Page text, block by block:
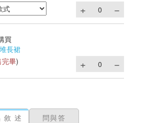
買
長裙
完畢)
敘述 問與答